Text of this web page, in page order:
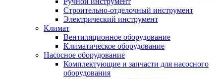
Строительно-отделочный инструмент
Электрический инструмент
Климат
Вентиляционное оборудование
Климатическое оборудование
Насосное оборудование
Комплектующие и запчасти для насосного
оборудования